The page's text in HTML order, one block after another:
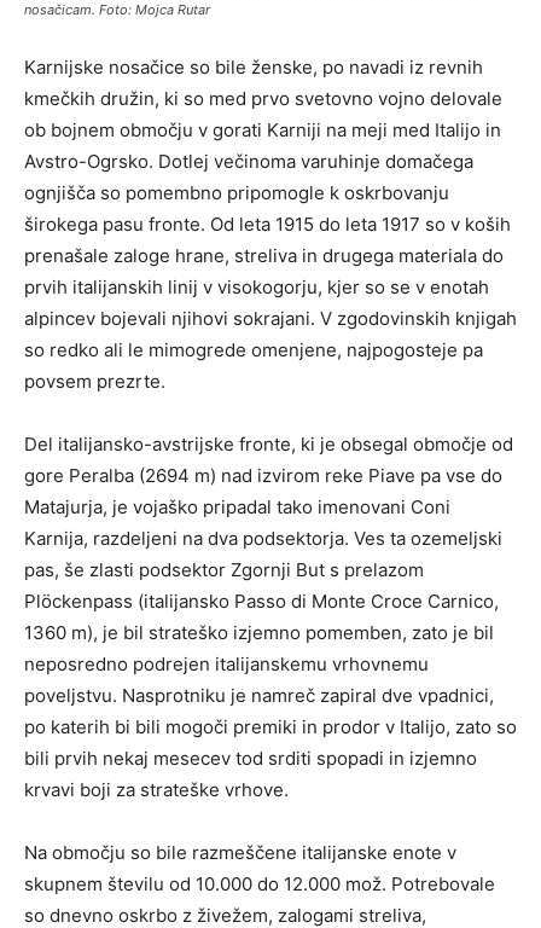
nosačicam. Foto: Mojca Rutar
Karnijske nosačice so bile ženske, po navadi iz revnih
kmečkih družin, ki so med prvo svetovno vojno delovale
ob bojnem območju v gorati Karniji na meji med Italijo in
Avstro-Ogrsko. Dotlej večinoma varuhinje domačega
ognjišča so pomembno pripomogle k oskrbovanju
širokega pasu fronte. Od leta 1915 do leta 1917 so v koših
prenašale zaloge hrane, streliva in drugega materiala do
prvih italijanskih linij v visokogorju, kjer so se v enotah
alpincev bojevali njihovi sokrajani. V zgodovinskih knjigah
so redko ali le mimogrede omenjene, najpogosteje pa
povsem prezrte.
Del italijansko-avstrijske fronte, ki je obsegal območje od
gore Peralba (2694 m) nad izvirom reke Piave pa vse do
Matajurja, je vojaško pripadal tako imenovani Coni
Karnija, razdeljeni na dva podsektorja. Ves ta ozemeljski
pas, še zlasti podsektor Zgornji But s prelazom
Plöckenpass (italijansko Passo di Monte Croce Carnico,
1360 m), je bil strateško izjemno pomemben, zato je bil
neposredno podrejen italijanskemu vrhovnemu
poveljstvu. Nasprotniku je namreč zapiral dve vpadnici,
po katerih bi bili mogoči premiki in prodor v Italijo, zato so
bili prvih nekaj mesecev tod srditi spopadi in izjemno
krvavi boji za strateške vrhove.
Na območju so bile razmeščene italijanske enote v
skupnem številu od 10.000 do 12.000 mož. Potrebovale
so dnevno oskrbo z živežem, zalogami streliva,